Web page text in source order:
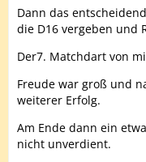
Dann das
die D16 vergeben und
Der7. Matchdart von
Freude war groß und
weiterer Erfolg.
Am Ende dann ein
nicht unverdient.